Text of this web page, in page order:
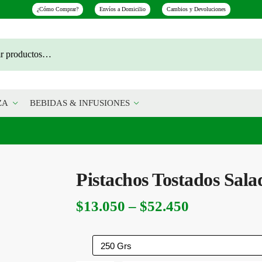
¿Cómo Comprar? Envíos a Domicilio Cambios y Devoluciones
BEBIDAS & INFUSIONES
Pistachos Tostados
$13.050 – $52.450
precios: